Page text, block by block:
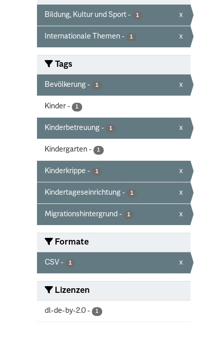
Bildung, Kultur und Sport - 1 x
Internationale Themen - 1 x
Tags
Bevölkerung - 1 x
Kinder - 1
Kinderbetreuung - 1 x
Kindergarten - 1
Kinderkrippe - 1 x
Kindertageseinrichtung - 1 x
Migrationshintergrund - 1 x
Formate
CSV - 1 x
Lizenzen
dl-de-by-2.0 - 1